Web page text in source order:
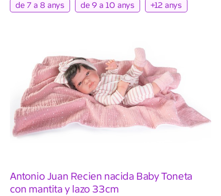
de 7 a 8 anys
de 9 a 10 anys +12 anys
Antonio Juan Recien nacida Baby Toneta
con mantita y lazo 33cm